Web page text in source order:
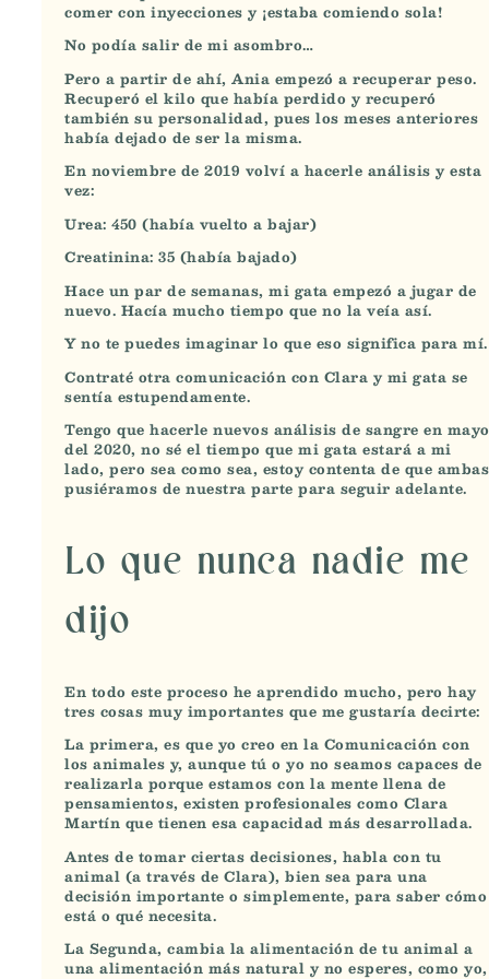
comer con inyecciones y ¡estaba comiendo sola!
No podía salir de mi asombro…
Pero a partir de ahí, Ania empezó a recuperar peso.
Recuperó el kilo que había perdido y recuperó
también su personalidad, pues los meses anteriores
había dejado de ser la misma.
En noviembre de 2019 volví a hacerle análisis y esta
vez:
Urea: 450 (había vuelto a bajar)
Creatinina: 35 (había bajado)
Hace un par de semanas, mi gata empezó a jugar de
nuevo. Hacía mucho tiempo que no la veía así.
Y no te puedes imaginar lo que eso significa para mí.
Contraté otra comunicación con Clara y mi gata se
sentía estupendamente.
Tengo que hacerle nuevos análisis de sangre en mayo
del 2020, no sé el tiempo que mi gata estará a mi
lado, pero sea como sea, estoy contenta de que ambas
pusiéramos de nuestra parte para seguir adelante.
Lo que nunca nadie me
dijo
En todo este proceso he aprendido mucho, pero hay
tres cosas muy importantes que me gustaría decirte:
La primera, es que yo creo en la Comunicación con
los animales y, aunque tú o yo no seamos capaces de
realizarla porque estamos con la mente llena de
pensamientos, existen profesionales como Clara
Martín que tienen esa capacidad más desarrollada.
Antes de tomar ciertas decisiones, habla con tu
animal (a través de Clara), bien sea para una
decisión importante o simplemente, para saber cómo
está o qué necesita.
La Segunda, cambia la alimentación de tu animal a
una alimentación más natural y no esperes, como yo,